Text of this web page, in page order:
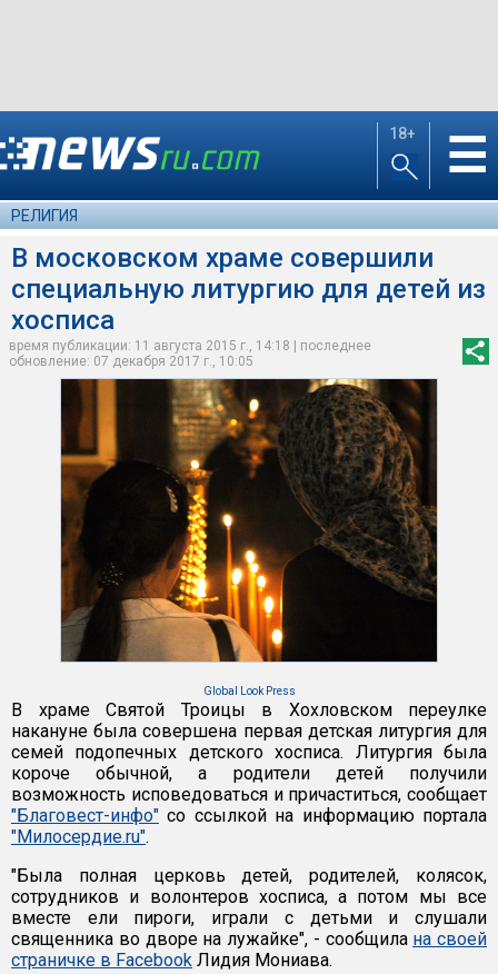
18+ ☰
РЕЛИГИЯ
В московском храме совершили
специальную литургию для детей из
хосписа
время публикации: 11 августа 2015 г., 14:18 | последнее
обновление: 07 декабря 2017 г., 10:05
Global Look Press
В храме Святой Троицы в Хохловском переулке
накануне была совершена первая детская литургия для
семей подопечных детского хосписа. Литургия была
короче обычной, а родители детей получили
возможность исповедоваться и причаститься, сообщает
"Благовест-инфо" со ссылкой на информацию портала
"Милосердие.ru".
"Была полная церковь детей, родителей, колясок,
сотрудников и волонтеров хосписа, а потом мы все
вместе ели пироги, играли с детьми и слушали
священника во дворе на лужайке", - сообщила на своей
страничке в Facebook Лидия Мониава.